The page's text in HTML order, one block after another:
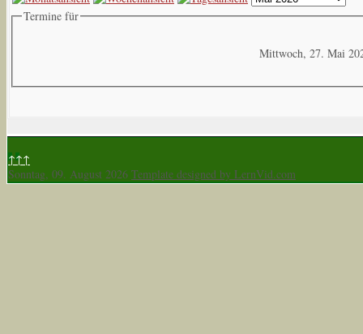
Termine für
Mittwoch, 27. Mai
↑↑↑
Sonntag, 09. August 2026 Template designed by LernVid.com